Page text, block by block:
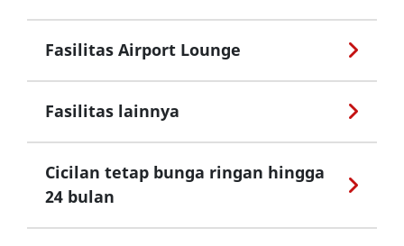
Fasilitas Airport Lounge
Fasilitas lainnya
Cicilan tetap bunga ringan hingga
24 bulan